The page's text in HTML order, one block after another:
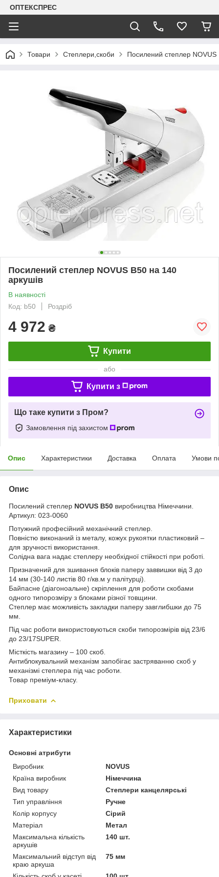
ОПТЕКСПРЕС
Товари Степлери,скоби Посилений степлер NOVUS
Посилений степлер NOVUS B50 на 140
аркушів
В наявності
Код: b50
Роздріб
4 972 ₴
Купити
або
Купити з
Що таке купити з Пром?
Замовлення під захистом
Опис Характеристики Доставка Оплата Умови
Опис
Посилений степлер NOVUS B50 виробництва Німеччини.
Артикул: 023-0060
Потужний професійний механічний степлер.
Повністю виконаний із металу, кожух рукоятки пластиковий –
для зручності використання.
Солідна вага надає степлеру необхідної стійкості при роботі.
Призначений для зшивання блоків паперу заввишки від 3 до
14 мм (30-140 листів 80 г/кв.м у палітурці).
Байпасне (діагоноальне) скріплення для роботи скобами
одного типорозміру з блоками різної товщини.
Степлер має можливість закладки паперу завглибшки до 75
мм.
Під час роботи використовуються скоби типорозмірів від 23/6
до 23/17SUPER.
Місткість магазину – 100 скоб.
Антиблокувальний механізм запобігає застряванню скоб у
механізмі степлера під час роботи.
Товар преміум-класу.
Приховати
Характеристики
Основні атрибути
Виробник
NOVUS
Країна виробник
Німеччина
Вид товару
Степлери канцелярські
Тип управління
Ручне
Колір корпусу
Сірий
Матеріал
Метал
Максимальна кількість
аркушів
140 шт.
Максимальний відступ від
краю аркуша
75 мм